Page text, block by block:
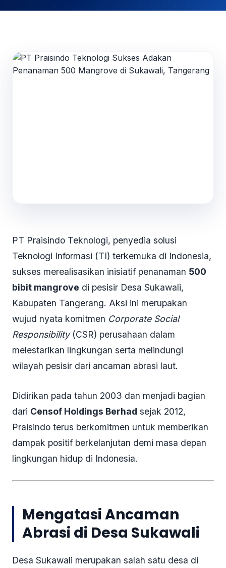
PT Praisindo Teknologi, penyedia solusi
Teknologi Informasi (TI) terkemuka di Indonesia,
sukses merealisasikan inisiatif penanaman 500
bibit mangrove di pesisir Desa Sukawali,
Kabupaten Tangerang. Aksi ini merupakan
wujud nyata komitmen Corporate Social
Responsibility(CSR) perusahaan dalam
melestarikan lingkungan serta melindungi
wilayah pesisir dari ancaman abrasi laut.
Didirikan pada tahun 2003 dan menjadi bagian
dari Censof Holdings Berhad sejak 2012,
Praisindo terus berkomitmen untuk memberikan
dampak positif berkelanjutan demi masa depan
lingkungan hidup di Indonesia.
Mengatasi Ancaman
Abrasi di Desa Sukawali
Desa Sukawali merupakan salah satu desa di